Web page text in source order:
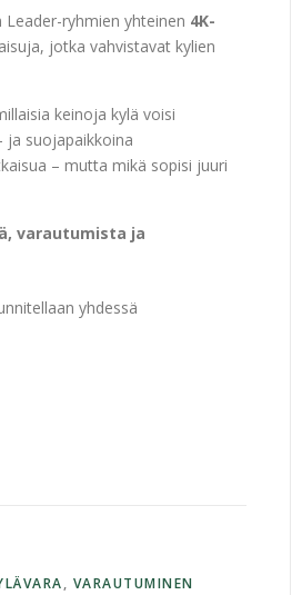
ryhmien yhteinen 4K-
jotka vahvistavat kylien
keinoja kylä voisi
ja suojapaikkoina
– mutta mikä sopisi juuri
varautumista ja
yhdessä
, VARAUTUMINEN